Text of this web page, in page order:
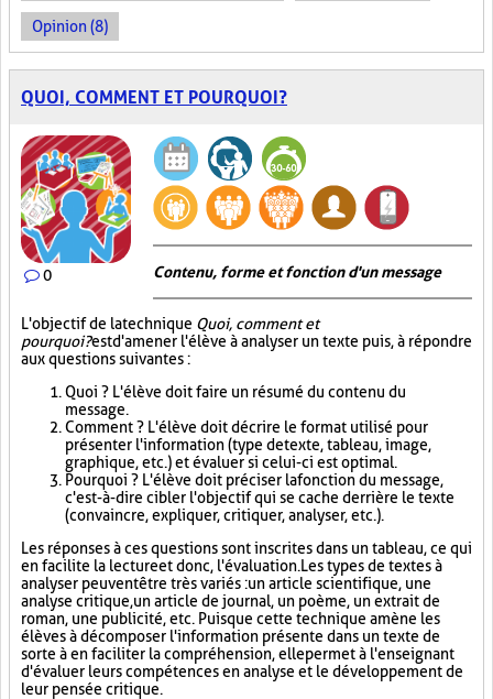
Opinion (8)
QUOI, COMMENT ET POURQUOI?
0 Contenu, forme et fonction d'un message
L'objectif de la technique Quoi, comment et
pourquoi?est d'amener l'élève à analyser un texte puis, à répondre
aux questions suivantes :
Quoi ? L'élève doit faire un résumé du contenu du
message.
Comment ? L'élève doit décrire le format utilisé pour
présenter l'information (type de texte, tableau, image,
graphique, etc.) et évaluer si celui-ci est optimal.
Pourquoi ? L'élève doit préciser la fonction du message,
c'est-à-dire cibler l'objectif qui se cache derrière le texte
(convaincre, expliquer, critiquer, analyser, etc.).
Les réponses à ces questions sont inscrites dans un tableau, ce qui
en facilite la lecture et donc, l'évaluation. Les types de textes à
analyser peuvent être très variés : un article scientifique, une
analyse critique, un article de journal, un poème, un extrait de
roman, une publicité, etc. Puisque cette technique amène les
élèves à décomposer l'information présente dans un texte de
sorte à en faciliter la compréhension, elle permet à l'enseignant
d'évaluer leurs compétences en analyse et le développement de
leur pensée critique.